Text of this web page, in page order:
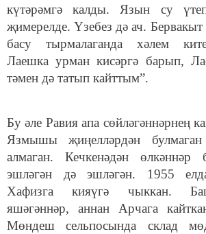
күтәрәмгә калды. Язын су
җимерелде. Үзебез дә ач.
басу тырмалаганда хәлем
Лаешка урман кисәргә барып,
тәмен дә татып кайттым”.
Бу әле Равия апа сөйләгәннәрнең
Язмышы җиңелләрдән
алмаган. Кечкенәдән өлкәннәр
эшләгән дә эшләгән. 1955
Хафизга кияүгә чыккан.
яшәгәннәр, аннан Арчага
Мөндеш сельпосында склад